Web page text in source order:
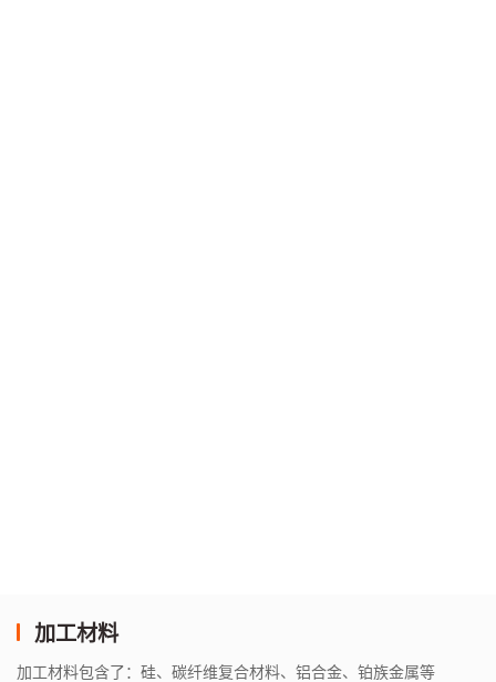
加工材料
加工材料包含了：硅、碳纤维复合材料、铝合金、铂族金属等